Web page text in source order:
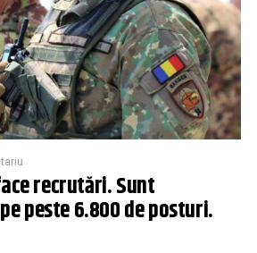
recrutări. Sunt
peste 6.800 de posturi.